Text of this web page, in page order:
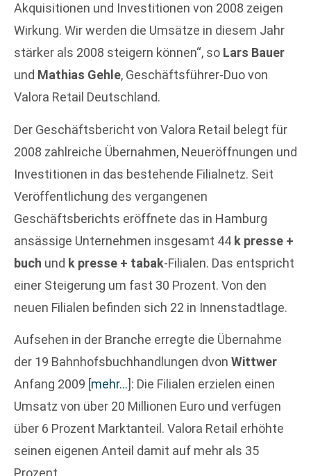
Akquisitionen und Investitionen von 2008 zeigen
Wirkung. Wir werden die Umsätze in diesem Jahr
stärker als 2008 steigern können“, so Lars Bauer
und Mathias Gehle, Geschäftsführer-Duo von
Valora Retail Deutschland.
Der Geschäftsbericht von Valora Retail belegt für
2008 zahlreiche Übernahmen, Neueröffnungen und
Investitionen in das bestehende Filialnetz. Seit
Veröffentlichung des vergangenen
Geschäftsberichts eröffnete das in Hamburg
ansässige Unternehmen insgesamt 44 k presse +
buch und k presse + tabak-Filialen. Das entspricht
einer Steigerung um fast 30 Prozent. Von den
neuen Filialen befinden sich 22 in Innenstadtlage.
Aufsehen in der Branche erregte die Übernahme
der 19 Bahnhofsbuchhandlungen dvon Wittwer
Anfang 2009 [mehr…]: Die Filialen erzielen einen
Umsatz von über 20 Millionen Euro und verfügen
über 6 Prozent Marktanteil. Valora Retail erhöhte
seinen eigenen Anteil damit auf mehr als 35
Prozent.